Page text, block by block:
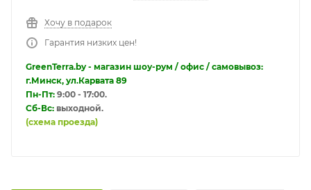
Хочу в подарок
Гарантия низких цен!
GreenTerra.by - магазин шоу-рум / офис / самовывоз:
г.Минск, ул.Карвата 89
Пн-Пт: 9:00 - 17:00.
Сб-Вс: выходной.
(схема проезда)